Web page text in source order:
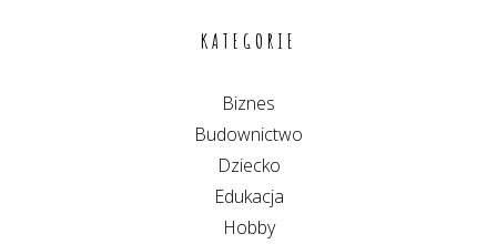
KATEGORIE
Biznes
Budownictwo
Dziecko
Edukacja
Hobby